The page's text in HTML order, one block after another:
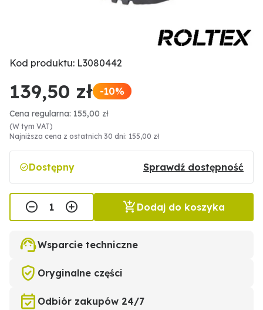
Kod produktu: L3080442
139,50 zł -10%
Cena regularna: 155,00 zł
(W tym VAT)
Najniższa cena z ostatnich 30 dni: 155,00 zł
Dostępny Sprawdź dostępność
Dodaj do koszyka
Wsparcie techniczne
Oryginalne części
Odbiór zakupów 24/7